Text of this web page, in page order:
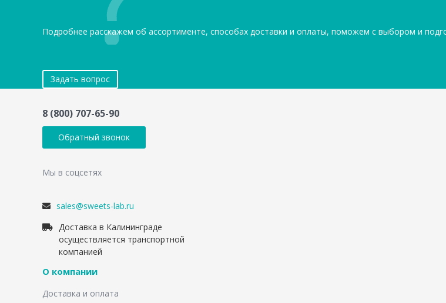
Подробнее расскажем об ассортименте, способах доставки и оплаты, поможем с выбором и
Задать вопрос
8 (800) 707-65-90
Обратный звонок
Мы в соцсетях
sales@sweets-lab.ru
Доставка в Калининграде
осуществляется транспортной
компанией
О компании
Доставка и оплата